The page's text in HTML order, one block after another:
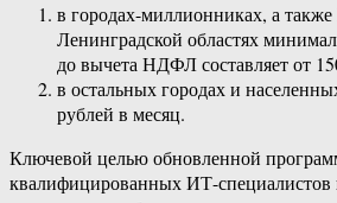
в городах-миллионниках, а
Ленинградской областях
до вычета НДФЛ составляет от
в остальных городах и
рублей в месяц.
Ключевой целью обновленной
квалифицированных ИТ-специалистов